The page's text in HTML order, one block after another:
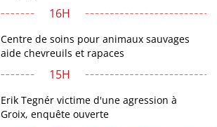
16H
Centre de soins pour animaux sauvages
aide chevreuils et rapaces
15H
Erik Tegnér victime d'une agression à
Groix, enquête ouverte